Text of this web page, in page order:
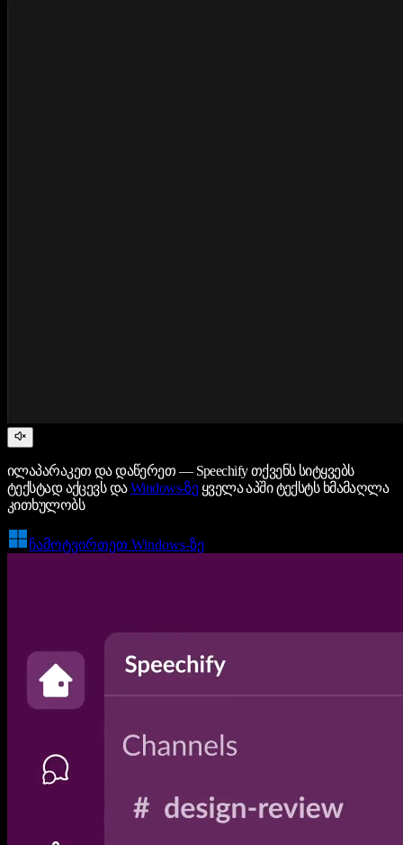
ილაპარაკეთ და დაწერეთ — Speechify თქვენს სიტყვებს
ტექსტად აქცევს დაWindows-ზეყველა აპში ტექსტს ხმამაღლა
კითხულობს
ჩამოტვირთეთ Windows-ზე